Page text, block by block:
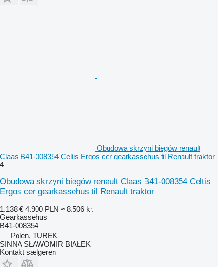
Obudowa skrzyni biegów renault
Claas B41-008354 Celtis Ergos cer gearkassehus til Renault traktor
4
Obudowa skrzyni biegów renault Claas B41-008354 Celtis
Ergos cer gearkassehus til Renault traktor
1.138 € 4.900 PLN ≈ 8.506 kr.
Gearkassehus
B41-008354
Polen, TUREK
SINNA SŁAWOMIR BIAŁEK
Kontakt sælgeren